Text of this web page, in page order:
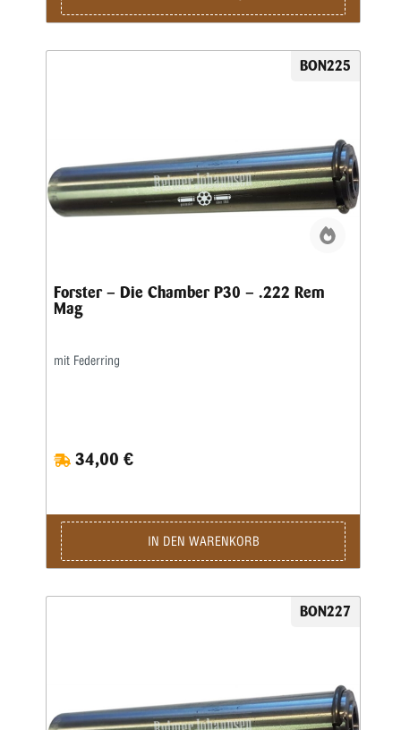
BON225
Forster – Die Chamber P30 – .222 Rem
Mag
mit Federring
34,00 €
IN DEN WARENKORB
BON227